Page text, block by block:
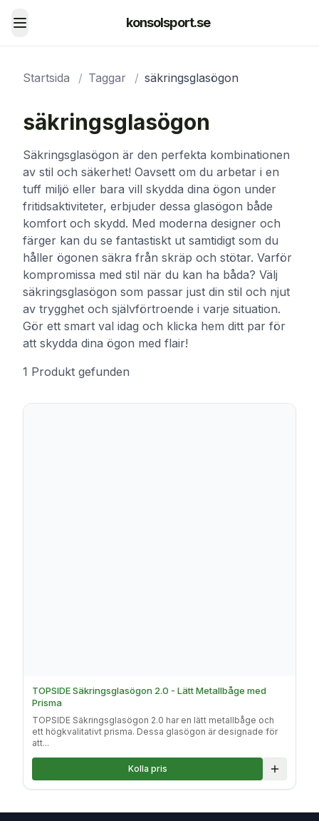
Toggle menu
konsolsport.se
Startsida / Taggar / säkringsglasögon
säkringsglasögon
Säkringsglasögon är den perfekta kombinationen
av stil och säkerhet! Oavsett om du arbetar i en
tuff miljö eller bara vill skydda dina ögon under
fritidsaktiviteter, erbjuder dessa glasögon både
komfort och skydd. Med moderna designer och
färger kan du se fantastiskt ut samtidigt som du
håller ögonen säkra från skräp och stötar. Varför
kompromissa med stil när du kan ha båda? Välj
säkringsglasögon som passar just din stil och njut
av trygghet och självförtroende i varje situation.
Gör ett smart val idag och klicka hem ditt par för
att skydda dina ögon med flair!
1 Produkt gefunden
TOPSIDE Säkringsglasögon 2.0 - Lätt Metallbåge med
Prisma
TOPSIDE Säkringsglasögon 2.0 har en lätt metallbåge och
ett högkvalitativt prisma. Dessa glasögon är designade för
att...
Kolla pris Lägg till